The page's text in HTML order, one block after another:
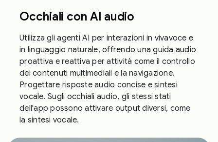
Occhiali con AI audio
Utilizza gli agenti AI per interazioni in vivavoce e
in linguaggio naturale, offrendo una guida audio
proattiva e reattiva per attività come il controllo
dei contenuti multimediali e la navigazione.
Progettare risposte audio concise e sintesi
vocale. Sugli occhiali audio, gli stessi stati
dell'app possono attivare output diversi, come
la sintesi vocale.